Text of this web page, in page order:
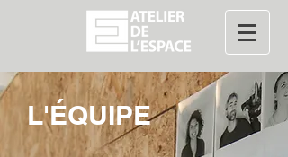
L'ÉQUIPE